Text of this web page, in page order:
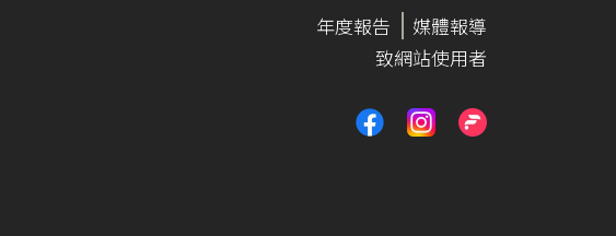
年度報告
媒體報導
致網站使用者